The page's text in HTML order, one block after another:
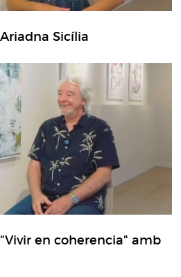
Sicília
en coherencia" amb